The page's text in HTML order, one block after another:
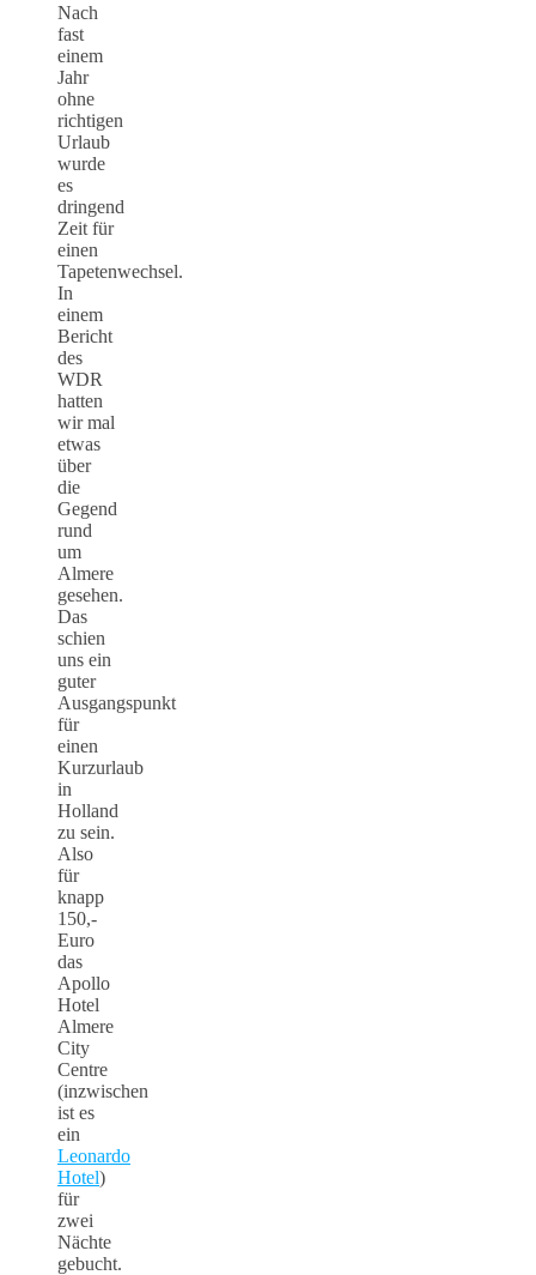
Nach
fast
einem
Jahr
ohne
richtigen
Urlaub
wurde
es
dringend
Zeit für
einen
Tapetenwechsel.
In
einem
Bericht
des
WDR
hatten
wir mal
etwas
über
die
Gegend
rund
um
Almere
gesehen.
Das
schien
uns ein
guter
Ausgangspunkt
für
einen
Kurzurlaub
in
Holland
zu sein.
Also
für
knapp
150,-
Euro
das
Apollo
Hotel
Almere
City
Centre
(inzwischen
ist es
ein
Leonardo
Hotel)
für
zwei
Nächte
gebucht.